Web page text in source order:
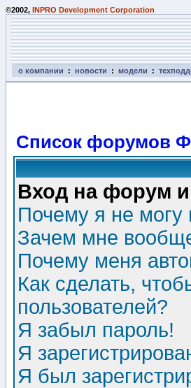
©2002, INPRO Development Corporation
о компании : новости : модели :
Список форумов
Вход на форум и
Почему я не могу
Зачем мне
Почему меня
Как сделать,
пользователей?
Я забыл пароль!
Я
Я был